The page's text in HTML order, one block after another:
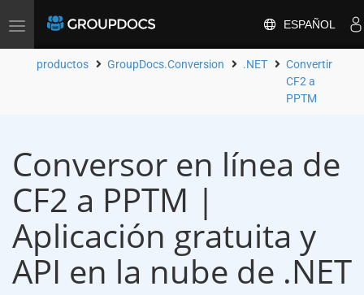
Toggle
ESPAÑOL
productos GroupDocs.Conversion .NET
Convertir
CF2 a
PPTM
Conversor en línea de
CF2 a PPTM |
Aplicación gratuita y
API en la nube de .NET